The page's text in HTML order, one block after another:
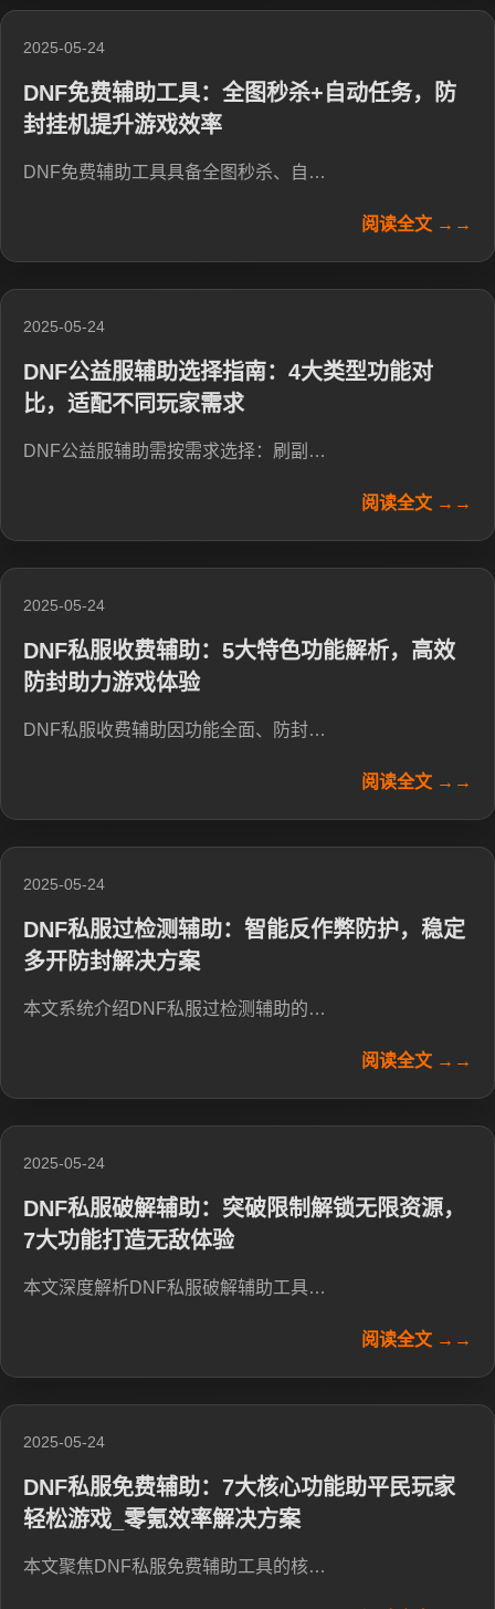
2025-05-24
DNF免费辅助工具：全图秒杀+自动任务，防
封挂机提升游戏效率
DNF免费辅助工具具备全图秒杀、自…
阅读全文 →→
2025-05-24
DNF公益服辅助选择指南：4大类型功能对
比，适配不同玩家需求
DNF公益服辅助需按需求选择：刷副…
阅读全文 →→
2025-05-24
DNF私服收费辅助：5大特色功能解析，高效
防封助力游戏体验
DNF私服收费辅助因功能全面、防封…
阅读全文 →→
2025-05-24
DNF私服过检测辅助：智能反作弊防护，稳定
多开防封解决方案
本文系统介绍DNF私服过检测辅助的…
阅读全文 →→
2025-05-24
DNF私服破解辅助：突破限制解锁无限资源，
7大功能打造无敌体验
本文深度解析DNF私服破解辅助工具…
阅读全文 →→
2025-05-24
DNF私服免费辅助：7大核心功能助平民玩家
轻松游戏_零氪效率解决方案
本文聚焦DNF私服免费辅助工具的核…